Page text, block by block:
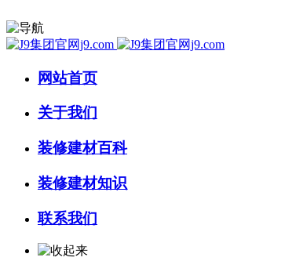
网站首页
关于我们
装修建材百科
装修建材知识
联系我们